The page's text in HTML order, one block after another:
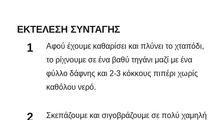
ΕΚΤΈΛΕΣΗ ΣΥΝΤΑΓΉΣ
Αφού έχουμε καθαρίσει και πλύνει το χταπόδι,
το ρίχνουμε σε ένα βαθύ τηγάνι μαζί με ένα
φύλλο δάφνης και 2-3 κόκκους πιπέρι χωρίς
καθόλου νερό.
Σκεπάζουμε και σιγοβράζουμε σε πολύ χαμηλή